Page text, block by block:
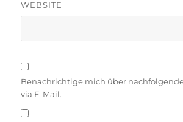
WEBSITE
Benachrichtige mich über
via E-Mail.